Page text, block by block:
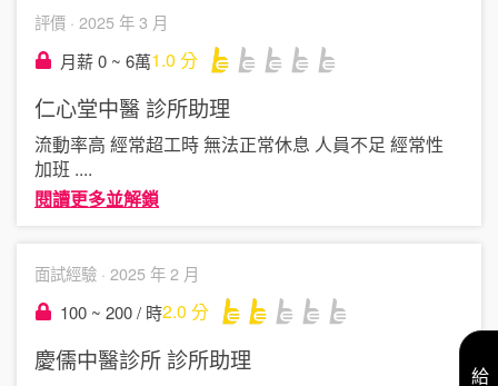
評價 · 2025 年 3 月
月薪 0 ~ 6萬1.0 分
仁心堂中醫診所助理
流動率高 經常超工時 無法正常休息 人員不足 經常性
加班 ....
閱讀更多並解鎖
面試經驗 · 2025 年 2 月
100 ~ 200 / 時2.0 分
慶儒中醫診所診所助理